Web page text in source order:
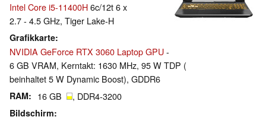
Intel Core i5-11400H6c/12t 6 x
2.7 - 4.5 GHz, Tiger Lake-H
Grafikkarte
NVIDIA GeForce RTX 3060 Laptop GPU-
6 GB VRAM, Kerntakt: 1630 MHz, 95 W TDP (
beinhaltet 5 W Dynamic Boost), GDDR6
RAM 16 GB , DDR4-3200
Bildschirm